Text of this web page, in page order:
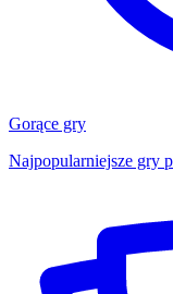
Gorące gry
Najpopularniejsze gry